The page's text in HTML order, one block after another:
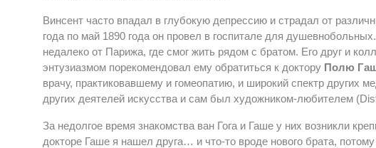
Винсент часто впадал в глубокую депрессию и страдал от
года по май 1890 года он провел в госпитале для
недалеко от Парижа, где смог жить рядом с братом. Его друг и
энтузиазмом порекомендовал ему обратиться к доктору Полю
врачу, практиковавшему и гомеопатию, и широкий спектр других
других деятелей искусства и сам был художником-любителем
За недолгое время знакомства ван Гога и Гаше у них возникли
докторе Гаше я нашел друга… и что-то вроде нового брата,